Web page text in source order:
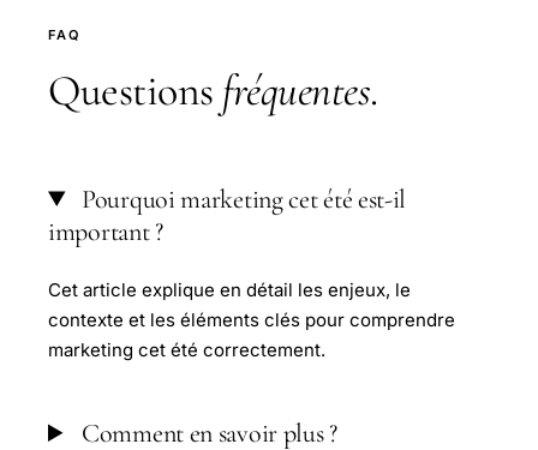
FAQ
Questions fréquentes.
Pourquoi marketing cet été est-il
important ?
Cet article explique en détail les enjeux, le
contexte et les éléments clés pour comprendre
marketing cet été correctement.
Comment en savoir plus ?